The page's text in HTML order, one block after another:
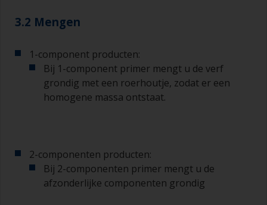
3.2 Mengen
1-component producten:
Bij 1-component primer mengt u de verf
grondig met een roerhoutje, zodat er een
homogene massa ontstaat.
2-componenten producten:
Bij 2-componenten primer mengt u de
afzonderlijke componenten grondig